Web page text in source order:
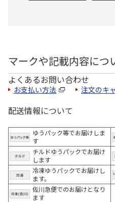
マークや記載内容につ
よくあるお問い合わせ
お支払い方法 注文のキ
配送情報について
ゆうパック等でお届けしま
す
チルドゆうパックでお届け
します
冷凍ゆうパックでお届けし
ます。
佐川急便でのお届けとなり
ます